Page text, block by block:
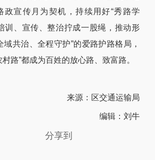
政宣传月为契机，持续用好“秀路学
训、宣传、整治拧成一股绳，推动形
域共治、全程守护”的爱路护路格局，
路”都成为百姓的放心路、致富路。
来源：区交通运输局
编辑：刘牛
分享到